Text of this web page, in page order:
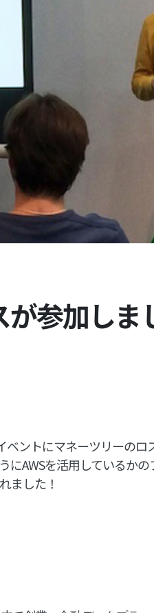
参加しま
ントにマネーツリーのロ
にAWSを活用しているか
ました！